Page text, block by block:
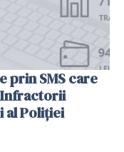
prin SMS care
al Poliției